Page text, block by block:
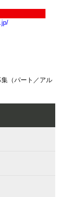
集（パート／アル